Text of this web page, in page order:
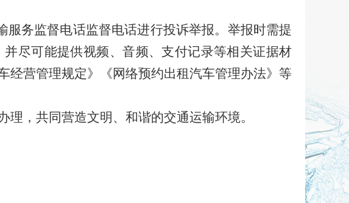
务监督电话监督电话进行投诉举报。举报时需提
尽可能提供视频、音频、支付记录等相关证据材
经营管理规定》《网络预约出租汽车管理办法》等
，共同营造文明、和谐的交通运输环境。